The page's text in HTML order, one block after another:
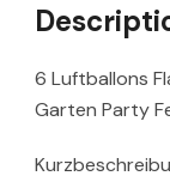
6 Luftballons
Garten Party